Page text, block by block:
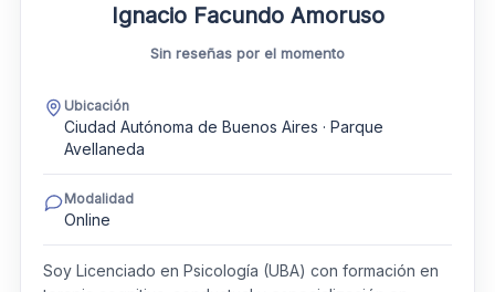
Ignacio Facundo Amoruso
Sin reseñas por el momento
Ubicación
Ciudad Autónoma de Buenos Aires · Parque
Avellaneda
Modalidad
Online
Soy Licenciado en Psicología (UBA) con formación en